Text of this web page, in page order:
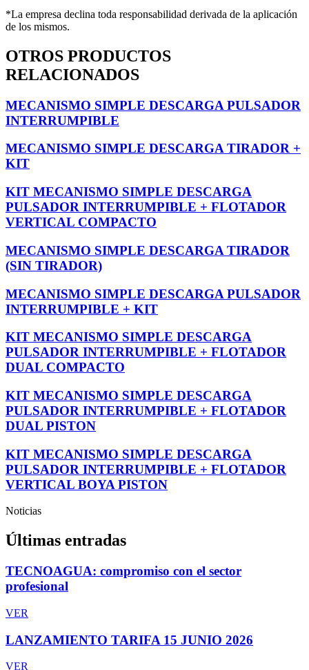
*La empresa declina toda responsabilidad derivada de la aplicación
de los mismos.
OTROS PRODUCTOS
RELACIONADOS
MECANISMO SIMPLE DESCARGA PULSADOR
INTERRUMPIBLE
MECANISMO SIMPLE DESCARGA TIRADOR +
KIT
KIT MECANISMO SIMPLE DESCARGA
PULSADOR INTERRUMPIBLE + FLOTADOR
VERTICAL COMPACTO
MECANISMO SIMPLE DESCARGA TIRADOR
(SIN TIRADOR)
MECANISMO SIMPLE DESCARGA PULSADOR
INTERRUMPIBLE + KIT
KIT MECANISMO SIMPLE DESCARGA
PULSADOR INTERRUMPIBLE + FLOTADOR
DUAL COMPACTO
KIT MECANISMO SIMPLE DESCARGA
PULSADOR INTERRUMPIBLE + FLOTADOR
DUAL PISTON
KIT MECANISMO SIMPLE DESCARGA
PULSADOR INTERRUMPIBLE + FLOTADOR
VERTICAL BOYA PISTON
Noticias
Últimas entradas
TECNOAGUA: compromiso con el sector
profesional
VER
LANZAMIENTO TARIFA 15 JUNIO 2026
VER